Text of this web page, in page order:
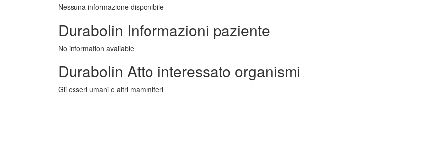
Nessuna informazione disponibile
Durabolin Informazioni paziente
No information avaliable
Durabolin Atto interessato organismi
Gli esseri umani e altri mammiferi